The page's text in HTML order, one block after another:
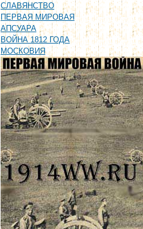
СЛАВЯНСТВО
ПЕРВАЯ МИРОВАЯ
АПСУАРА
ВОЙНА 1812 ГОДА
МОСКОВИЯ